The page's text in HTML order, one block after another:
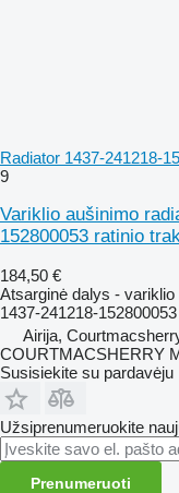
Radiator 1437-241218-
9
Variklio aušinimo
152800053 ratinio
184,50 €
Atsarginė dalys -
1437-241218-152800053
Airija,
COURTMACSHERRY
Susisiekite su pardavėju
Užsiprenumeruokite
Prenumeruoti